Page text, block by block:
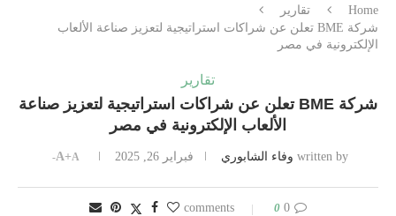
Home
تقارير
شركة BME تعلن عن شراكات استراتيجية لتعزيز صناعة الألعاب
الإلكترونية في مصر
تقارير
شركة BME تعلن عن شراكات استراتيجية لتعزيز صناعة
الألعاب الإلكترونية في مصر
written by وفاء الشابوري فبراير 26, 2025 A+A-
0 comments
0